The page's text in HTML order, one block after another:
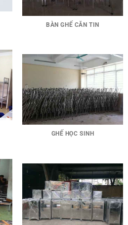
BÀN GHẾ CĂN TIN
GHẾ HỌC SINH